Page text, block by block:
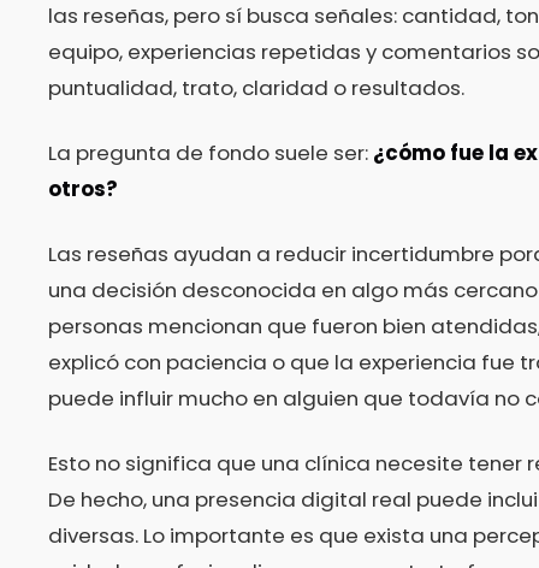
las reseñas, pero sí busca señales: cantidad,
equipo, experiencias repetidas y comentarios
puntualidad, trato, claridad o resultados.
La pregunta de fondo suele ser: ¿cómo fue la
otros?
Las reseñas ayudan a reducir incertidumbre
una decisión desconocida en algo más
personas mencionan que fueron bien
explicó con paciencia o que la experiencia fue
puede influir mucho en alguien que todavía no
Esto no significa que una clínica necesite tener
De hecho, una presencia digital real puede
diversas. Lo importante es que exista una